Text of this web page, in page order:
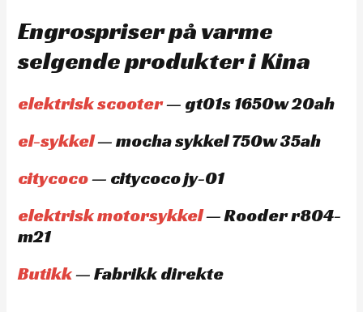
Engrospriser på varme
selgende produkter i Kina
elektrisk scooter— gt01s 1650w 20ah
el-sykkel— mocha sykkel 750w 35ah
citycoco— citycoco jy-01
elektrisk motorsykkel— Rooder r804-
m21
Butikk— Fabrikk direkte